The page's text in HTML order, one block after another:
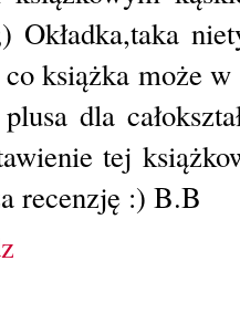
Okładka,taka
książka może
dla
tej
recenzję :) B.B